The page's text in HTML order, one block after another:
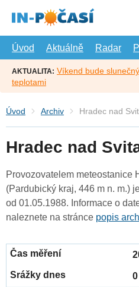
hlavní
Úvod
Aktuálně Radar
AKTUALITA: Víkend bude
teplotami
Úvod Archiv Hradec nad
Hradec nad
Provozovatelem meteostanice
(Pardubický kraj, 446 m n. m.)
od 01.05.1988. Informace o
naleznete na stránce popis